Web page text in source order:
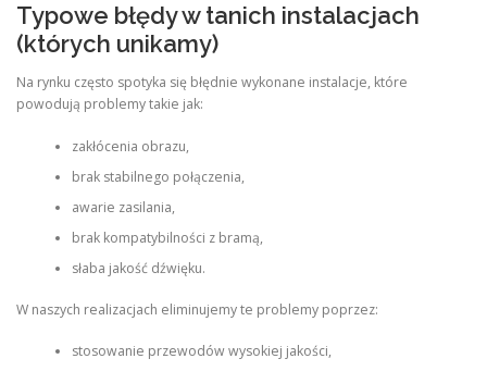
Typowe błędy w tanich instalacjach
(których unikamy)
Na rynku często spotyka się błędnie wykonane instalacje, które
powodują problemy takie jak:
zakłócenia obrazu,
brak stabilnego połączenia,
awarie zasilania,
brak kompatybilności z bramą,
słaba jakość dźwięku.
W naszych realizacjach eliminujemy te problemy poprzez:
stosowanie przewodów wysokiej jakości,